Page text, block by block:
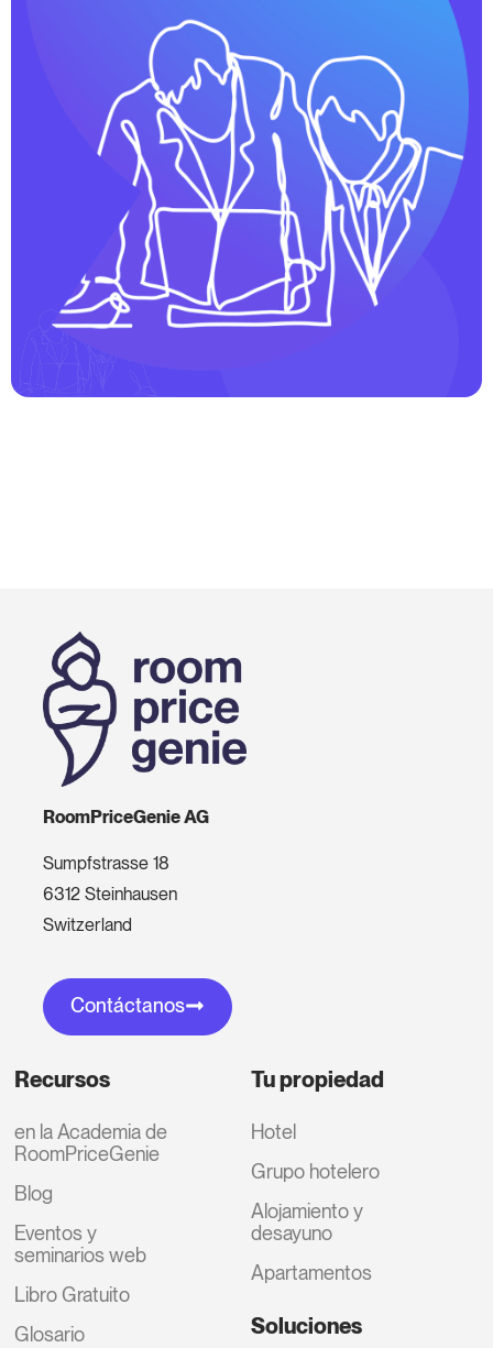
RoomPriceGenie AG
Sumpfstrasse 18
6312 Steinhausen
Switzerland
Contáctanos
Recursos
en la Academia de
RoomPriceGenie
Blog
Eventos y
seminarios web
Libro Gratuito
Glosario
Tu propiedad
Hotel
Grupo hotelero
Alojamiento y
desayuno
Apartamentos
Soluciones